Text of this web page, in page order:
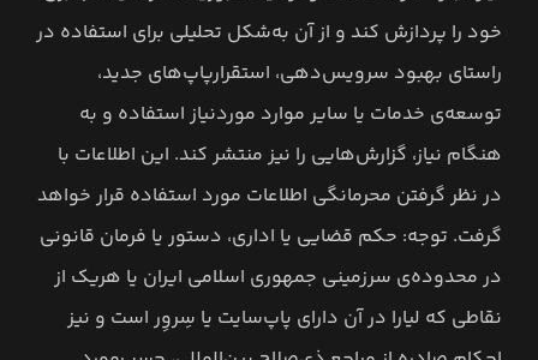
خود را پردازش کند و از آن به‌شکل تحلیلی برای استفاده در
راستای بهبود سرویس‌دهی، استقرار‌پاپ‌های جدید،
توسعه‌ی خدمات یا سایر موارد موردنیاز استفاده و به
هنگام نیاز، گزارش‌هایی را نیز منتشر کند. این اطلاعات با
در نظر گرفتن محرمانگی اطلاعات مورد استفاده قرار خواهد
گرفت. توجه: حکم قضایی یا اداری، دستور یا فرمان قانونی
در محدوده‌ی سرزمینی جمهوری اسلامی ایران یا هریک از
نقاطی که لیارا در آن دارای پاپ‌سایت یا سِروِر است و نیز